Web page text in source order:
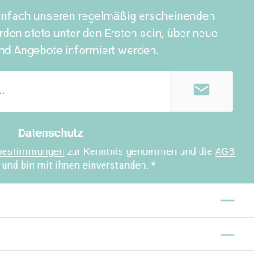
unseren regelmäßig erscheinenden
stets unter den Ersten sein, über neue
Angebote informiert werden.
Datenschutz
zur Kenntnis genommen und dieAGB
bin mit ihnen einverstanden. *